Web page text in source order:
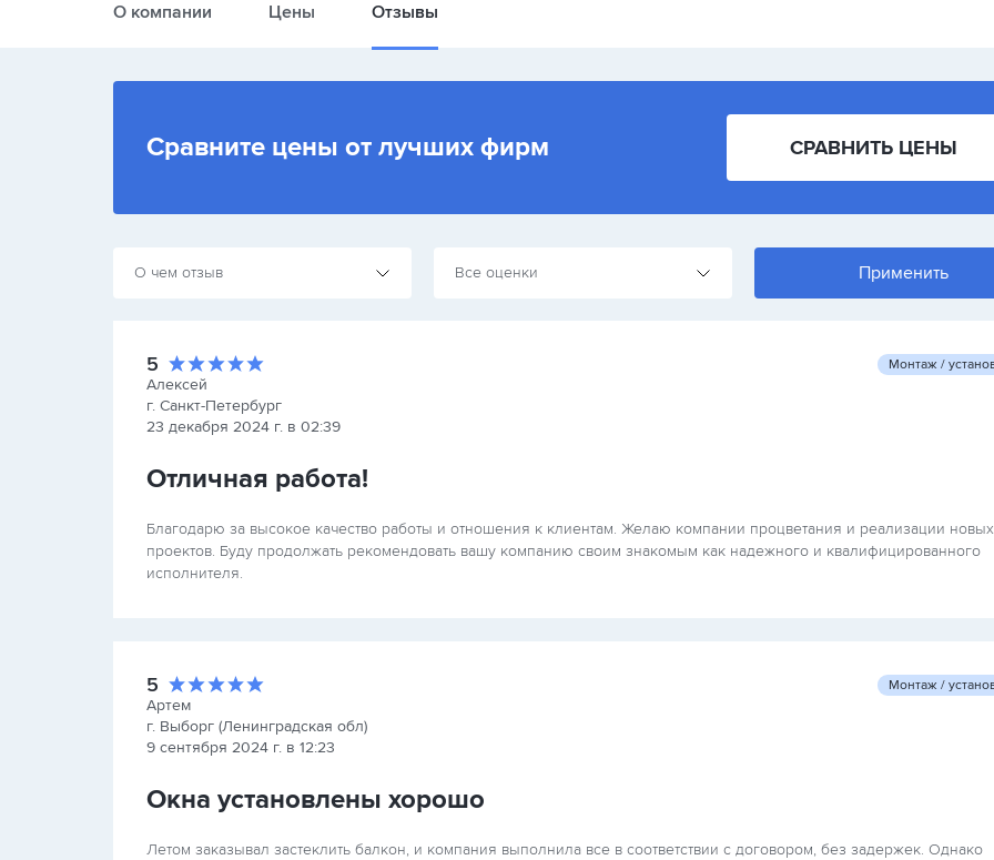
О компании Цены Отзывы
Сравните цены от лучших фирм СРАВНИТЬ ЦЕНЫ
О чем отзыв Все оценки
5
Алексей
г. Санкт-Петербург
23 декабря 2024 г. в 02:39
Монтаж /
Отличная работа!
Благодарю за высокое качество работы и отношения к клиентам. Желаю компании процветания и реализации новых
проектов. Буду продолжать рекомендовать вашу компанию своим знакомым как надежного и квалифицированного
исполнителя.
5
Артем
г. Выборг (Ленинградская обл)
9 сентября 2024 г. в 12:23
Монтаж /
Окна установлены хорошо
Летом заказывал застеклить балкон, и компания выполнила все в соответствии с договором, без задержек. Однако